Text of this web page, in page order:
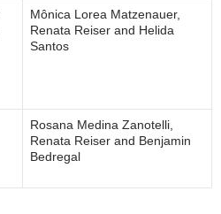
Mônica Lorea Matzenauer,
Renata Reiser and Helida
Santos
Rosana Medina Zanotelli,
Renata Reiser and Benjamin
Bedregal